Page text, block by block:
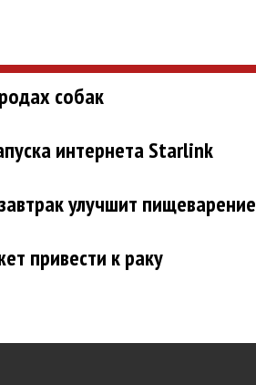
собак
интернета Starlink
улучшит пищеварение
привести к раку